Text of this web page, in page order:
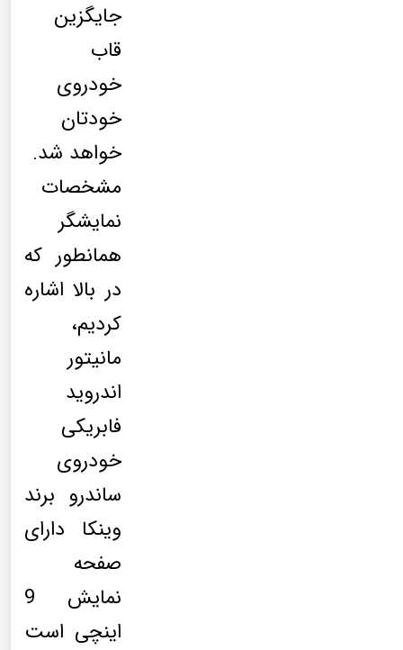
جایگزین
قاب
خودروی
خودتان
خواهد شد.
مشخصات
نمایشگر
همانطور که
در بالا اشاره
کردیم،
مانیتور
اندروید
فابریکی
خودروی
ساندرو برند
وینکا دارای
صفحه
نمایش 9
اینچی است